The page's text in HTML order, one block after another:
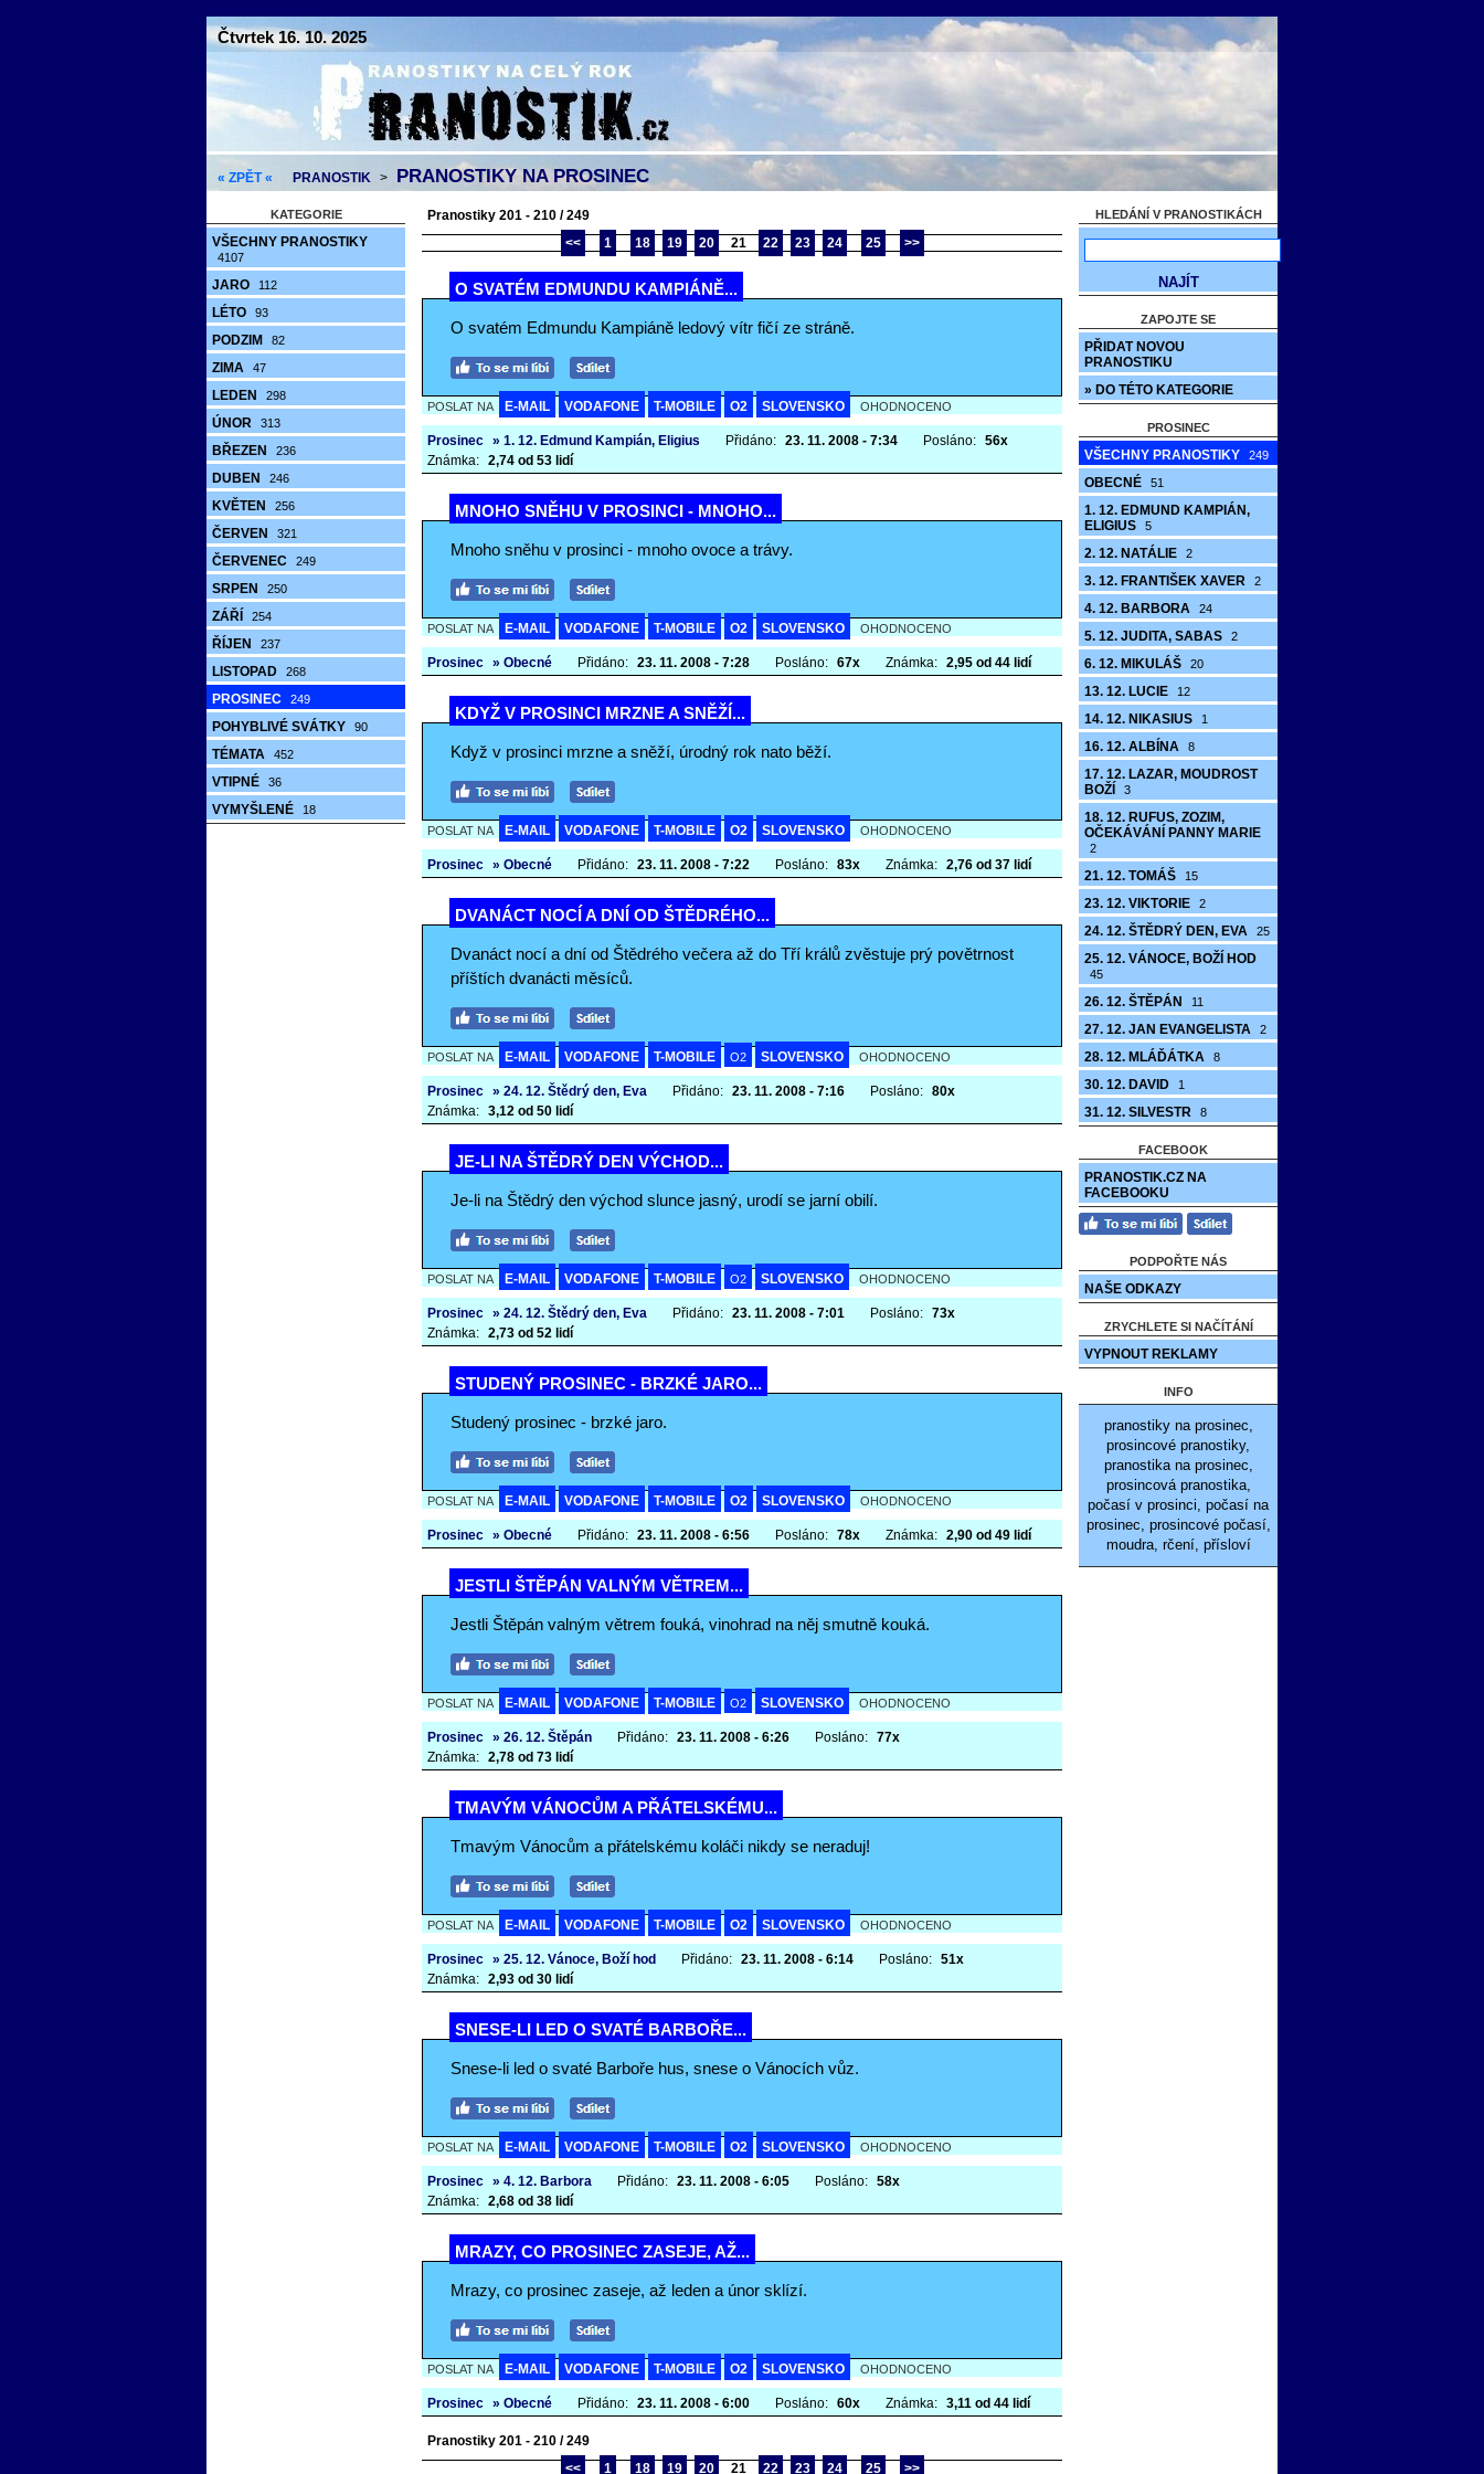
Čtvrtek 16. 10. 2025
« ZPĚT « PRANOSTIK > PRANOSTIKY NA PROSINEC
KATEGORIE
VŠECHNY PRANOSTIKY
4107
JARO 112
LÉTO 93
PODZIM 82
ZIMA 47
LEDEN 298
ÚNOR 313
BŘEZEN 236
DUBEN 246
KVĚTEN 256
ČERVEN 321
ČERVENEC 249
SRPEN 250
ZÁŘÍ 254
ŘÍJEN 237
LISTOPAD 268
PROSINEC 249
POHYBLIVÉ SVÁTKY 90
TÉMATA 452
VTIPNÉ 36
VYMYŠLENÉ 18
Pranostiky 201 - 210 / 249
<<
1 18 19 20 21 22 23 24 25 >>
O SVATÉM EDMUNDU KAMPIÁNĚ...
O svatém Edmundu Kampiáně ledový vítr fičí ze stráně.
POSLAT NA E-MAIL VODAFONE T-MOBILE O2 SLOVENSKO OHODNOCENO
Prosinec » 1. 12. Edmund Kampián, Eligius Přidáno: 23. 11. 2008 - 7:34 Posláno: 56x
Známka: 2,74 od 53 lidí
MNOHO SNĚHU V PROSINCI - MNOHO...
Mnoho sněhu v prosinci - mnoho ovoce a trávy.
POSLAT NA E-MAIL VODAFONE T-MOBILE O2 SLOVENSKO OHODNOCENO
Prosinec » Obecné Přidáno: 23. 11. 2008 - 7:28 Posláno: 67x Známka: 2,95 od 44 lidí
KDYŽ V PROSINCI MRZNE A SNĚŽÍ...
Když v prosinci mrzne a sněží, úrodný rok nato běží.
POSLAT NA E-MAIL VODAFONE T-MOBILE O2 SLOVENSKO OHODNOCENO
Prosinec » Obecné Přidáno: 23. 11. 2008 - 7:22 Posláno: 83x Známka: 2,76 od 37 lidí
DVANÁCT NOCÍ A DNÍ OD ŠTĚDRÉHO...
Dvanáct nocí a dní od Štědrého večera až do Tří králů zvěstuje prý povětrnost
příštích dvanácti měsíců.
POSLAT NA E-MAIL VODAFONE T-MOBILE O2 SLOVENSKO OHODNOCENO
Prosinec » 24. 12. Štědrý den, Eva Přidáno: 23. 11. 2008 - 7:16 Posláno: 80x
Známka: 3,12 od 50 lidí
JE-LI NA ŠTĚDRÝ DEN VÝCHOD...
Je-li na Štědrý den východ slunce jasný, urodí se jarní obilí.
POSLAT NA E-MAIL VODAFONE T-MOBILE O2 SLOVENSKO OHODNOCENO
Prosinec » 24. 12. Štědrý den, Eva Přidáno: 23. 11. 2008 - 7:01 Posláno: 73x
Známka: 2,73 od 52 lidí
STUDENÝ PROSINEC - BRZKÉ JARO...
Studený prosinec - brzké jaro.
POSLAT NA E-MAIL VODAFONE T-MOBILE O2 SLOVENSKO OHODNOCENO
Prosinec » Obecné Přidáno: 23. 11. 2008 - 6:56 Posláno: 78x Známka: 2,90 od 49 lidí
JESTLI ŠTĚPÁN VALNÝM VĚTREM...
Jestli Štěpán valným větrem fouká, vinohrad na něj smutně kouká.
POSLAT NA E-MAIL VODAFONE T-MOBILE O2 SLOVENSKO OHODNOCENO
Prosinec » 26. 12. Štěpán Přidáno: 23. 11. 2008 - 6:26 Posláno: 77x
Známka: 2,78 od 73 lidí
TMAVÝM VÁNOCŮM A PŘÁTELSKÉMU...
Tmavým Vánocům a přátelskému koláči nikdy se neraduj!
POSLAT NA E-MAIL VODAFONE T-MOBILE O2 SLOVENSKO OHODNOCENO
Prosinec » 25. 12. Vánoce, Boží hod Přidáno: 23. 11. 2008 - 6:14 Posláno: 51x
Známka: 2,93 od 30 lidí
SNESE-LI LED O SVATÉ BARBOŘE...
Snese-li led o svaté Barboře hus, snese o Vánocích vůz.
POSLAT NA E-MAIL VODAFONE T-MOBILE O2 SLOVENSKO OHODNOCENO
Prosinec » 4. 12. Barbora Přidáno: 23. 11. 2008 - 6:05 Posláno: 58x
Známka: 2,68 od 38 lidí
MRAZY, CO PROSINEC ZASEJE, AŽ...
Mrazy, co prosinec zaseje, až leden a únor sklízí.
POSLAT NA E-MAIL VODAFONE T-MOBILE O2 SLOVENSKO OHODNOCENO
Prosinec » Obecné Přidáno: 23. 11. 2008 - 6:00 Posláno: 60x Známka: 3,11 od 44 lidí
Pranostiky 201 - 210 / 249
<<
1 18 19 20 21 22 23 24 25 >>
HLEDÁNÍ V PRANOSTIKÁCH
ZAPOJTE SE
PŘIDAT NOVOU
PRANOSTIKU
» DO TÉTO KATEGORIE
PROSINEC
VŠECHNY PRANOSTIKY 249
OBECNÉ 51
1. 12. EDMUND KAMPIÁN,
ELIGIUS
5
2. 12. NATÁLIE 2
3. 12. FRANTIŠEK XAVER 2
4. 12. BARBORA 24
5. 12. JUDITA, SABAS 2
6. 12. MIKULÁŠ 20
13. 12. LUCIE 12
14. 12. NIKASIUS 1
16. 12. ALBÍNA 8
17. 12. LAZAR, MOUDROST
BOŽÍ
3
18. 12. RUFUS, ZOZIM,
OČEKÁVÁNÍ PANNY MARIE
2
21. 12. TOMÁŠ 15
23. 12. VIKTORIE 2
24. 12. ŠTĚDRÝ DEN, EVA 25
25. 12. VÁNOCE, BOŽÍ HOD
45
26. 12. ŠTĚPÁN 11
27. 12. JAN EVANGELISTA 2
28. 12. MLÁĎÁTKA 8
30. 12. DAVID 1
31. 12. SILVESTR 8
FACEBOOK
PRANOSTIK.CZ NA
FACEBOOKU
PODPOŘTE NÁS
NAŠE ODKAZY
ZRYCHLETE SI NAČÍTÁNÍ
VYPNOUT REKLAMY
INFO
pranostiky na prosinec,
prosincové pranostiky,
pranostika na prosinec,
prosincová pranostika,
počasí v prosinci, počasí na
prosinec, prosincové počasí,
moudra, rčení, přísloví